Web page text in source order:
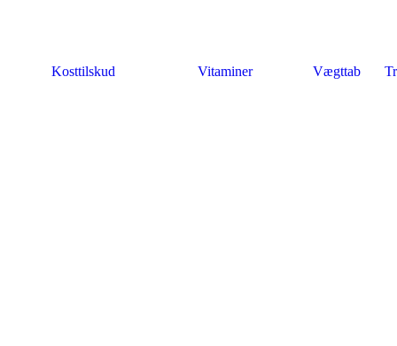
Kosttilskud Vitaminer Vægttab